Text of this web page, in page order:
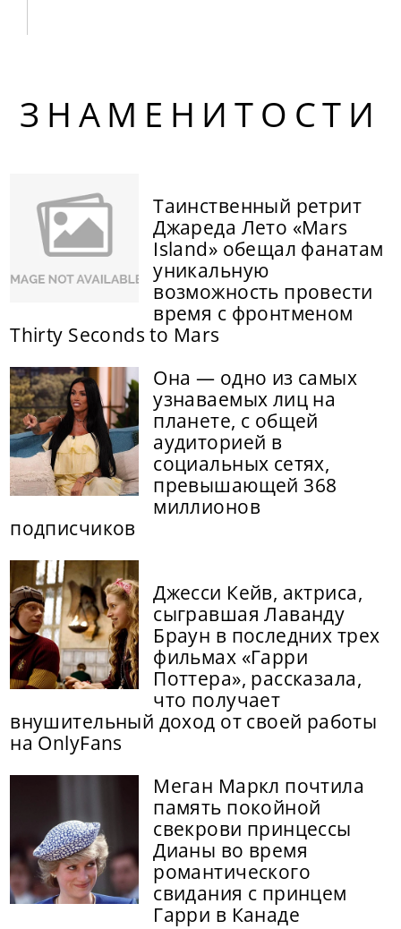
ЗНАМЕНИТОСТИ
Таинственный ретрит
Джареда Лето «Mars
Island» обещал фанатам
уникальную
возможность провести
время с фронтменом
Thirty Seconds to Mars
Она — одно из самых
узнаваемых лиц на
планете, с общей
аудиторией в
социальных сетях,
превышающей 368
миллионов
подписчиков
Джесси Кейв, актриса,
сыгравшая Лаванду
Браун в последних трех
фильмах «Гарри
Поттера», рассказала,
что получает
внушительный доход от своей работы
на OnlyFans
Меган Маркл почтила
память покойной
свекрови принцессы
Дианы во время
романтического
свидания с принцем
Гарри в Канаде